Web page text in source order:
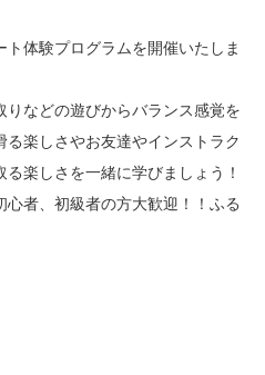
体験プログラムを開催いたしま
などの遊びからバランス感覚を
楽しさやお友達やインストラク
楽しさを一緒に学びましょう！
者、初級者の方大歓迎！！ふる